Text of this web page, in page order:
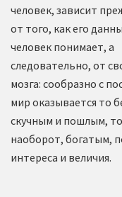
человек, зависит
от того, как его
человек понимает, а
следовательно, от
мозга: сообразно с
мир оказывается то
скучным и пошлым, то
наоборот, богатым,
интереса и величия.